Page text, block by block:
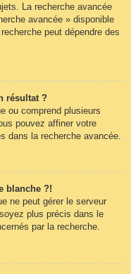
La recherche avancée
avancée » disponible
peut dépendre des
résultat ?
ou comprend plusieurs
pouvez affiner votre
dans la recherche avancée.
blanche ?!
ne peut gérer le serveur
plus précis dans le
par la recherche.